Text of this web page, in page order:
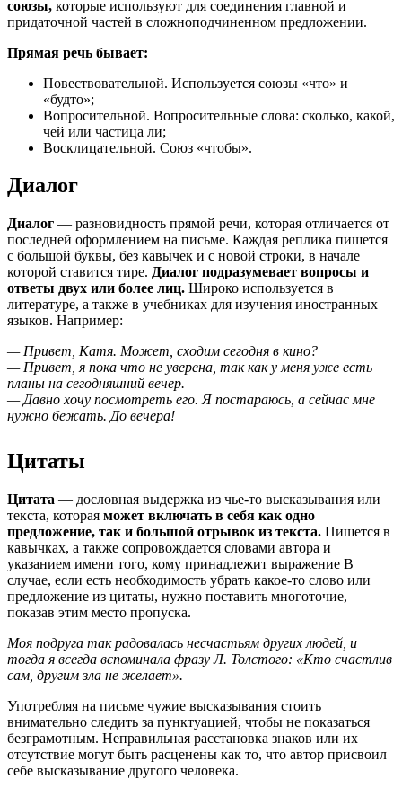
союзы, которые используют для соединения главной и
придаточной частей в сложноподчиненном предложении.
Прямая речь бывает:
Повествовательной. Используется союзы «что» и
«будто»;
Вопросительной. Вопросительные слова: сколько, какой,
чей или частица ли;
Восклицательной. Союз «чтобы».
Диалог
Диалог — разновидность прямой речи, которая отличается от
последней оформлением на письме. Каждая реплика пишется
с большой буквы, без кавычек и с новой строки, в начале
которой ставится тире. Диалог подразумевает вопросы и
ответы двух или более лиц. Широко используется в
литературе, а также в учебниках для изучения иностранных
языков. Например:
— Привет, Катя. Может, сходим сегодня в кино?
— Привет, я пока что не уверена, так как у меня уже есть
планы на сегодняшний вечер.
— Давно хочу посмотреть его. Я постараюсь, а сейчас мне
нужно бежать. До вечера!
Цитаты
Цитата — дословная выдержка из чье-то высказывания или
текста, которая может включать в себя как одно
предложение, так и большой отрывок из текста. Пишется в
кавычках, а также сопровождается словами автора и
указанием имени того, кому принадлежит выражение В
случае, если есть необходимость убрать какое-то слово или
предложение из цитаты, нужно поставить многоточие,
показав этим место пропуска.
Моя подруга так радовалась несчастьям других людей, и
тогда я всегда вспоминала фразу Л. Толстого: «Кто счастлив
сам, другим зла не желает».
Употребляя на письме чужие высказывания стоить
внимательно следить за пунктуацией, чтобы не показаться
безграмотным. Неправильная расстановка знаков или их
отсутствие могут быть расценены как то, что автор присвоил
себе высказывание другого человека.